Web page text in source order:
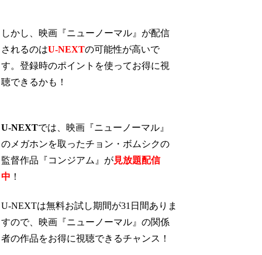
しかし、映画『ニューノーマル』が配信
されるのはU-NEXTの可能性が高いで
す。登録時のポイントを使ってお得に視
聴できるかも！
U-NEXTでは、映画『ニューノーマル』
のメガホンを取ったチョン・ボムシクの
監督作品『コンジアム』が見放題配信
中 ！
U-NEXTは無料お試し期間が31日間ありま
すので、映画『ニューノーマル』の関係
者の作品をお得に視聴できるチャンス！